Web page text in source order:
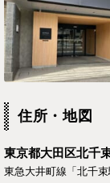
住所・地図
東京都大田区北千
東急大井町線「北千